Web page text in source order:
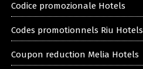
Codice promozionale Hotels
Codes promotionnels Riu Hotels
Coupon reduction Melia Hotels